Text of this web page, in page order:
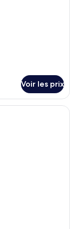
Voir les prix